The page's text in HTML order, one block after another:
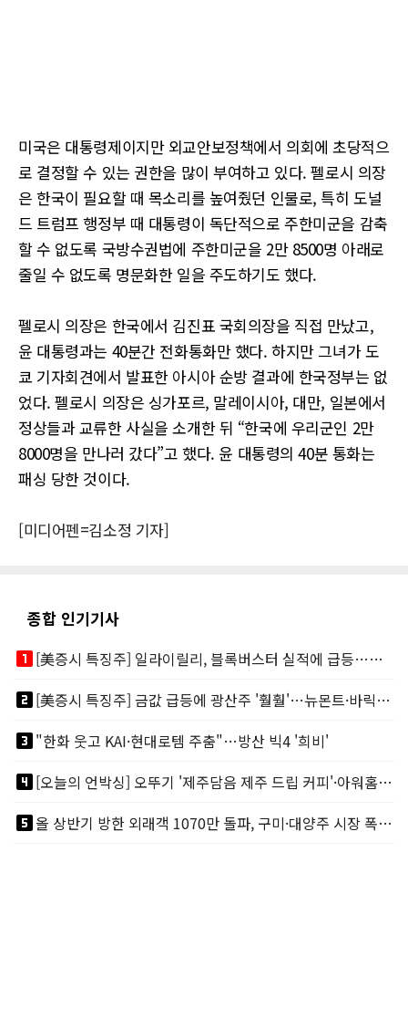
미국은 대통령제이지만 외교안보정책에서 의회에 초당적으
로 결정할 수 있는 권한을 많이 부여하고 있다. 펠로시 의장
은 한국이 필요할 때 목소리를 높여줬던 인물로, 특히 도널
드 트럼프 행정부 때 대통령이 독단적으로 주한미군을 감축
할 수 없도록 국방수권법에 주한미군을 2만 8500명 아래로
줄일 수 없도록 명문화한 일을 주도하기도 했다.
펠로시 의장은 한국에서 김진표 국회의장을 직접 만났고,
윤 대통령과는 40분간 전화통화만 했다. 하지만 그녀가 도
쿄 기자회견에서 발표한 아시아 순방 결과에 한국정부는 없
었다. 펠로시 의장은 싱가포르, 말레이시아, 대만, 일본에서
정상들과 교류한 사실을 소개한 뒤 “한국에 우리군인 2만
8000명을 만나러 갔다”고 했다. 윤 대통령의 40분 통화는
패싱 당한 것이다.
[미디어펜=김소정 기자]
종합 인기기사
looks_one
[美증시 특징주] 일라이릴리, 블록버스터 실적에 급등…마운자로 매출 폭발
looks_two
[美증시 특징주] 금값 급등에 광산주 '훨훨'…뉴몬트·바릭마이닝 주도
looks_3"한화 웃고 KAI·현대로템 주춤"…방산 빅4 '희비'
looks_4
[오늘의 언박싱] 오뚜기 '제주담음 제주 드립 커피'·아워홈 ‘갓석박지’ 外
looks_5
올 상반기 방한 외래객 1070만 돌파, 구미·대양주 시장 폭발적 성장